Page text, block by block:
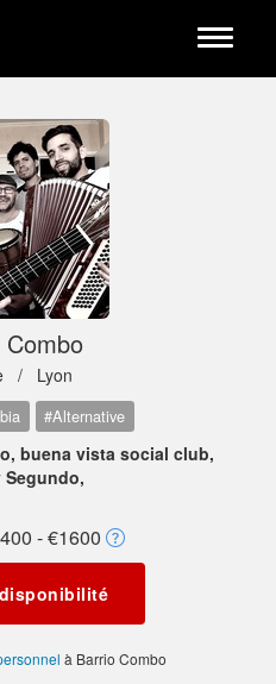
Toggle
/ Lyon
#Alternative
buena vista social club,
Segundo,
- €1600
à Barrio Combo